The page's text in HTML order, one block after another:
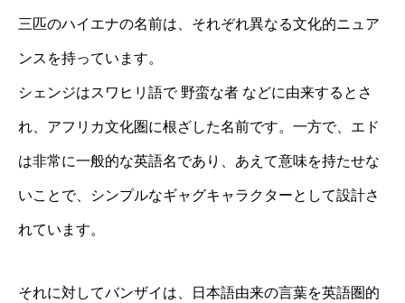
三匹のハイエナの名前は、それぞれ異なる文化的ニュア
ンスを持っています。
シェンジはスワヒリ語で 野蛮な者 などに由来するとさ
れ、アフリカ文化圏に根ざした名前です。一方で、エド
は非常に一般的な英語名であり、あえて意味を持たせな
いことで、シンプルなギャグキャラクターとして設計さ
れています。
それに対してバンザイは、日本語由来の言葉を英語圏的